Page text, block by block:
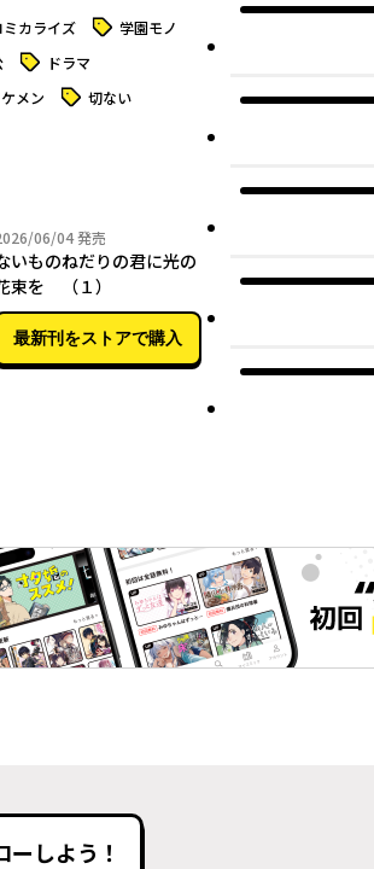
ミカライズ タグ 学園モノ
タグ ドラマ
メン タグ 切ない
06/042026年06月04日
発売
いものねだりの君に光の
束を （１）
最新刊をストアで購入
ーしよう！